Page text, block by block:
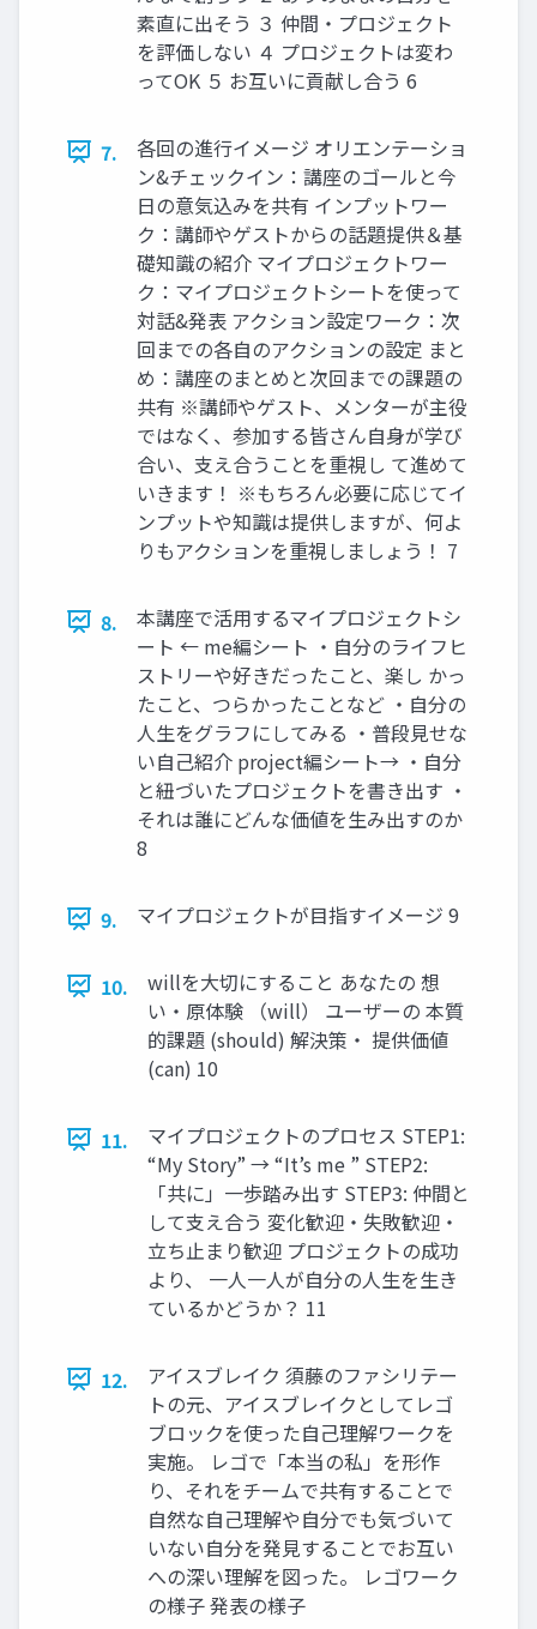
素直に出そう ３ 仲間・プロジェクト
を評価しない ４ プロジェクトは変わ
ってOK ５ お互いに貢献し合う 6
7.
各回の進行イメージ オリエンテーショ
ン&チェックイン：講座のゴールと今
日の意気込みを共有 インプットワー
ク：講師やゲストからの話題提供＆基
礎知識の紹介 マイプロジェクトワー
ク：マイプロジェクトシートを使って
対話&発表 アクション設定ワーク：次
回までの各自のアクションの設定 まと
め：講座のまとめと次回までの課題の
共有 ※講師やゲスト、メンターが主役
ではなく、参加する皆さん自身が学び
合い、支え合うことを重視し て進めて
いきます！ ※もちろん必要に応じてイ
ンプットや知識は提供しますが、何よ
りもアクションを重視しましょう！ 7
8.
本講座で活用するマイプロジェクトシ
ート ← me編シート ・自分のライフヒ
ストリーや好きだったこと、楽し かっ
たこと、つらかったことなど ・自分の
人生をグラフにしてみる ・普段見せな
い自己紹介 project編シート→ ・自分
と紐づいたプロジェクトを書き出す ・
それは誰にどんな価値を生み出すのか
8
9. マイプロジェクトが目指すイメージ 9
10.
willを大切にすること あなたの 想
い・原体験 （will） ユーザーの 本質
的課題 (should) 解決策・ 提供価値
(can) 10
11.
マイプロジェクトのプロセス STEP1:
“My Story” → “It’s me ” STEP2:
「共に」一歩踏み出す STEP3: 仲間と
して支え合う 変化歓迎・失敗歓迎・
立ち止まり歓迎 プロジェクトの成功
より、 一人一人が自分の人生を生き
ているかどうか？ 11
12.
アイスブレイク 須藤のファシリテー
トの元、アイスブレイクとしてレゴ
ブロックを使った自己理解ワークを
実施。 レゴで「本当の私」を形作
り、それをチームで共有することで
自然な自己理解や自分でも気づいて
いない自分を発見することでお互い
への深い理解を図った。 レゴワーク
の様子 発表の様子